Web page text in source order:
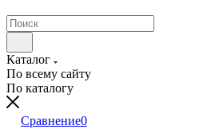
Каталог
По всему сайту
По каталогу
Сравнение0